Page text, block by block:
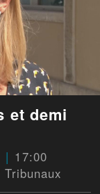
et demi
17:00
Tribunaux